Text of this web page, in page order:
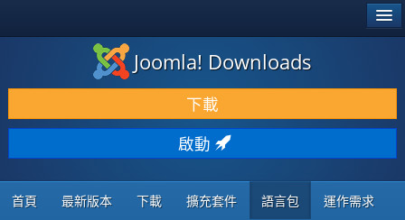
下載 & 擴充
發現 & 學習
社群 & 支援
程式者資源
Joomla! Downloads
下載
啟動
首頁 最新版本 下載 擴充套件 語言包 運作需求